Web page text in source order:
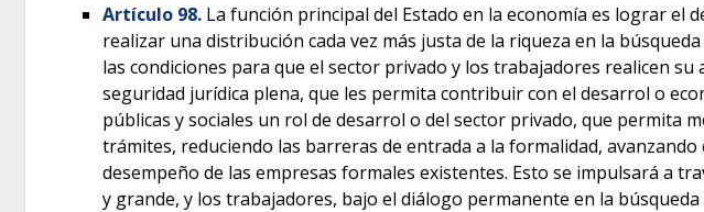
Artículo 98. La función principal del Estado en la economía es lograr el
realizar una distribución cada vez más justa de la riqueza en la
las condiciones para que el sector privado y los trabajadores realicen
seguridad jurídica plena, que les permita contribuir con el desarrol o
públicas y sociales un rol de desarrol o del sector privado, que permita
trámites, reduciendo las barreras de entrada a la formalidad,
desempeño de las empresas formales existentes. Esto se impulsará a
y grande, y los trabajadores, bajo el diálogo permanente en la búsqueda